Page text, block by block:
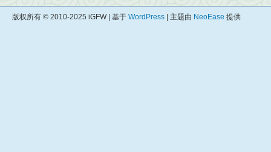
版权所有 © 2010-2025 iGFW | 基于 WordPress | 主题由 NeoEase 提供